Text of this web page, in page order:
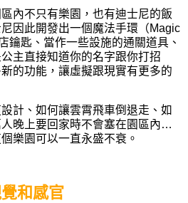
內不只有樂園，也有迪士尼的飯
因此開發出一個魔法手環（Magic
鑰匙、當作一些設施的通關道具、
主直接知道你的名字跟你打招
的功能，讓虛擬跟現實有更多的
計、如何讓雲霄飛車倒退走、如
晚上要回家時不會塞在園區內…
樂園可以一直永盛不衰。
和感官